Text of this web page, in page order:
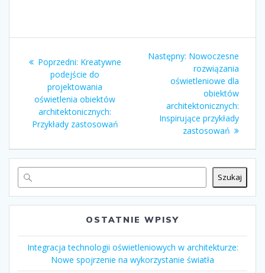
wpisu
Poprzedni: Poprzedni
wpis:
Kreatywne
podejście do
projektowania
oświetlenia obiektów
architektonicznych:
Przykłady zastosowań
Następny: Następny
wpis:
Nowoczesne
rozwiązania
oświetleniowe dla
obiektów
architektonicznych:
Inspirujące przykłady
zastosowań
Szukaj
OSTATNIE WPISY
Integracja technologii oświetleniowych w architekturze:
Nowe spojrzenie na wykorzystanie światła